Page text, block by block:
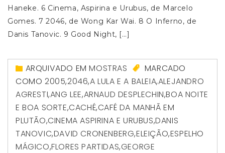
Haneke. 6 Cinema, Aspirina e Urubus, de Marcelo
Gomes. 7 2046, de Wong Kar Wai. 8 O Inferno, de
Danis Tanovic. 9 Good Night, […]
ARQUIVADO EMMOSTRAS
MARCADO
COMO 2005,2046,A LULA E A BALEIA,ALEJANDRO
AGRESTI,ANG LEE,ARNAUD DESPLECHIN,BOA NOITE
E BOA SORTE,CACHÉ,CAFÉ DA MANHÃ EM
PLUTÃO,CINEMA ASPIRINA E URUBUS,DANIS
TANOVIC,DAVID CRONENBERG,ELEIÇÃO,ESPELHO
MÁGICO,FLORES PARTIDAS,GEORGE